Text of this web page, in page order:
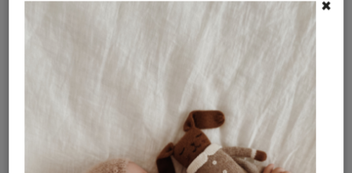
jemne odstráňte a nechajte uschnúť
Francúzska kreatívna značka založená dvoma
dizajnérkami v Paríži. Preslávila sa originálnymi
omaľovánkami, kreatívnymi sadami, samolepkami a
hravými aktivitami pre deti aj dospelých. Všetky
×